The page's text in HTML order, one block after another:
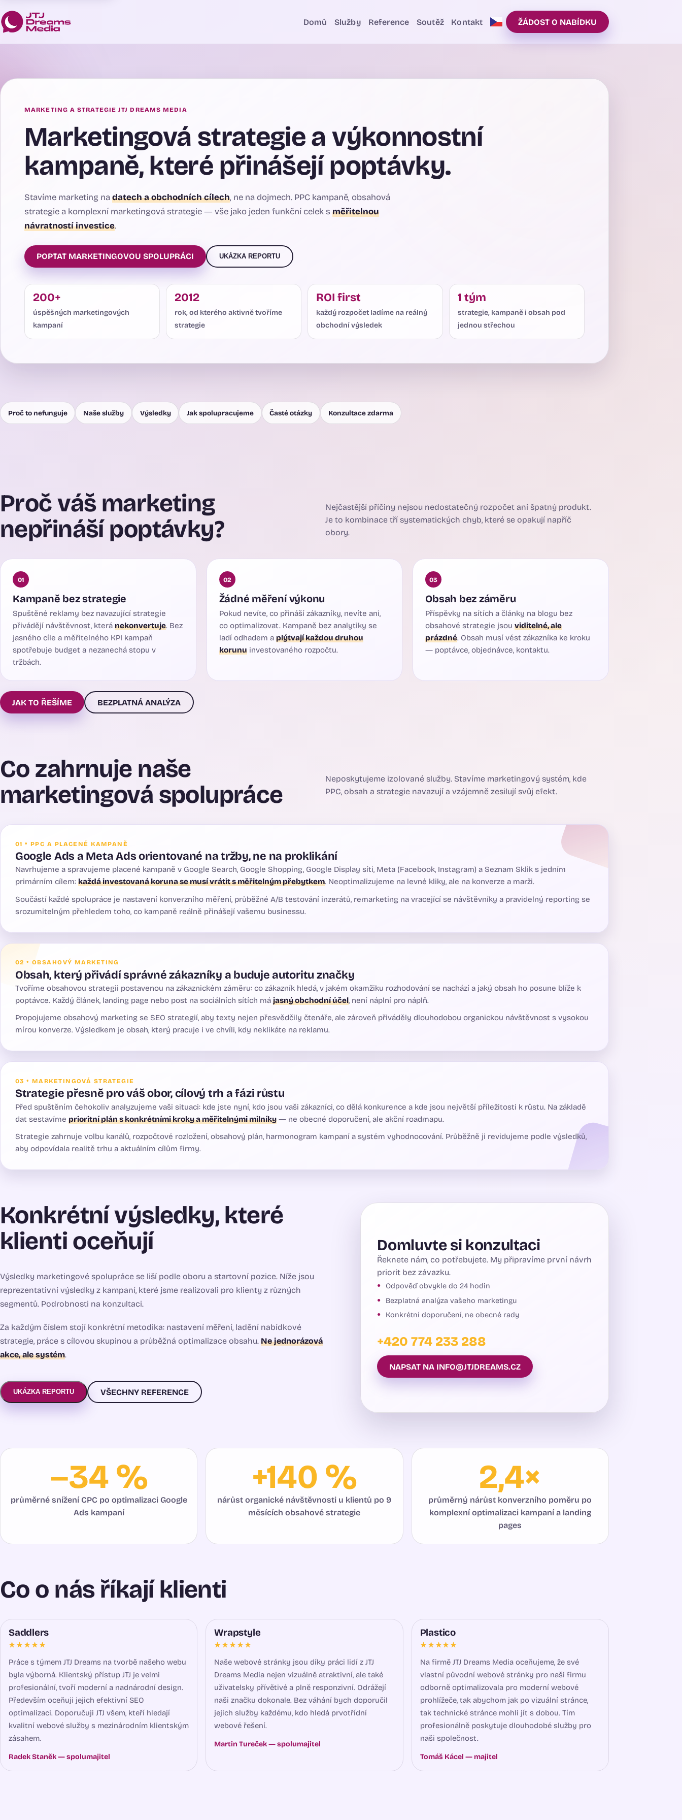
Domů Služby Reference Soutěž Kontakt ŽÁDOST O NABÍDKU
MARKETING A STRATEGIE JTJ DREAMS MEDIA
Marketingová strategie a výkonnostní
kampaně, které přinášejí poptávky.
Stavíme marketing nadatech a obchodních cílech, ne na dojmech. PPC kampaně, obsahová
strategie a komplexní marketingová strategie — vše jako jeden funkční celek směřitelnou
návratností investice.
POPTAT MARKETINGOVOU SPOLUPRÁCI UKÁZKA REPORTU
200+
úspěšných marketingových
kampaní
2012
rok, od kterého aktivně tvoříme
strategie
ROI first
každý rozpočet ladíme na reálný
obchodní výsledek
1 tým
strategie, kampaně i obsah pod
jednou střechou
Proč to nefunguje Naše služby Výsledky Jak spolupracujeme Časté otázky Konzultace zdarma
Proč váš marketing
nepřináší poptávky?
Nejčastější příčiny nejsou nedostatečný rozpočet ani špatný produkt.
Je to kombinace tří systematických chyb, které se opakují napříč
obory.
01
Kampaně bez strategie
Spuštěné reklamy bez navazující strategie
přivádějí návštěvnost, která nekonvertuje. Bez
jasného cíle a měřitelného KPI kampaň
spotřebuje budget a nezanechá stopu v
tržbách.
02
Žádné měření výkonu
Pokud nevíte, co přináší zákazníky, nevíte ani,
co optimalizovat. Kampaně bez analytiky se
ladí odhadem a plýtvají každou druhou
korunuinvestovaného rozpočtu.
03
Obsah bez záměru
Příspěvky na sítích a články na blogu bez
obsahové strategie jsouviditelné, ale
prázdné. Obsah musí vést zákazníka ke kroku
— poptávce, objednávce, kontaktu.
JAK TO ŘEŠÍME BEZPLATNÁ ANALÝZA
Co zahrnuje naše
marketingová spolupráce
Neposkytujeme izolované služby. Stavíme marketingový systém, kde
PPC, obsah a strategie navazují a vzájemně zesilují svůj efekt.
01 • PPC A PLACENÉ KAMPANĚ
Google Ads a Meta Ads orientované na tržby, ne na proklikání
Navrhujeme a spravujeme placené kampaně v Google Search, Google Shopping, Google Display síti, Meta (Facebook, Instagram) a Seznam Sklik s jedním
primárním cílem: každá investovaná koruna se musí vrátit s měřitelným přebytkem. Neoptimalizujeme na levné kliky, ale na konverze a marži.
Součástí každé spolupráce je nastavení konverzního měření, průběžné A/B testování inzerátů, remarketing na vracející se návštěvníky a pravidelný reporting se
srozumitelným přehledem toho, co kampaně reálně přinášejí vašemu businessu.
02 • OBSAHOVÝ MARKETING
Obsah, který přivádí správné zákazníky a buduje autoritu značky
Tvoříme obsahovou strategii postavenou na zákaznickém záměru: co zákazník hledá, v jakém okamžiku rozhodování se nachází a jaký obsah ho posune blíže k
poptávce. Každý článek, landing page nebo post na sociálních sítích má jasný obchodní účel, není náplní pro náplň.
Propojujeme obsahový marketing se SEO strategií, aby texty nejen přesvědčily čtenáře, ale zároveň přiváděly dlouhodobou organickou návštěvnost s vysokou
mírou konverze. Výsledkem je obsah, který pracuje i ve chvíli, kdy neklikáte na reklamu.
03 • MARKETINGOVÁ STRATEGIE
Strategie přesně pro váš obor, cílový trh a fázi růstu
Před spuštěním čehokoliv analyzujeme vaši situaci: kde jste nyní, kdo jsou vaši zákazníci, co dělá konkurence a kde jsou největší příležitosti k růstu. Na základě
dat sestavíme prioritní plán s konkrétními kroky a měřitelnými milníky— ne obecné doporučení, ale akční roadmapu.
Strategie zahrnuje volbu kanálů, rozpočtové rozložení, obsahový plán, harmonogram kampaní a systém vyhodnocování. Průběžně ji revidujeme podle výsledků,
aby odpovídala realitě trhu a aktuálním cílům firmy.
Konkrétní výsledky, které
klienti oceňují
Výsledky marketingové spolupráce se liší podle oboru a startovní pozice. Níže jsou
reprezentativní výsledky z kampaní, které jsme realizovali pro klienty z různých
segmentů. Podrobnosti na konzultaci.
Za každým číslem stojí konkrétní metodika: nastavení měření, ladění nabídkové
strategie, práce s cílovou skupinou a průběžná optimalizace obsahu. Ne jednorázová
akce, ale systém.
UKÁZKA REPORTU VŠECHNY REFERENCE
Domluvte si konzultaci
Řeknete nám, co potřebujete. My připravíme první návrh
priorit bez závazku.
Odpověď obvykle do 24 hodin
Bezplatná analýza vašeho marketingu
Konkrétní doporučení, ne obecné rady
+420 774 233 288
NAPSAT NA INFO@JTJDREAMS.CZ
–34 %
průměrné snížení CPC po optimalizaci Google
Ads kampaní
+140 %
nárůst organické návštěvnosti u klientů po 9
měsících obsahové strategie
2,4×
průměrný nárůst konverzního poměru po
komplexní optimalizaci kampaní a landing
pages
Co o nás říkají klienti
Saddlers
★★★★★
Práce s týmem JTJ Dreams na tvorbě našeho webu
byla výborná. Klientský přístup JTJ je velmi
profesionální, tvoří moderní a nadnárodní design.
Především oceňuji jejich efektivní SEO
optimalizaci. Doporučuji JTJ všem, kteří hledají
kvalitní webové služby s mezinárodním klientským
zásahem.
Radek Staněk — spolumajitel
Wrapstyle
★★★★★
Naše webové stránky jsou díky práci lidí z JTJ
Dreams Media nejen vizuálně atraktivní, ale také
uživatelsky přívětivé a plně responzivní. Odrážejí
naši značku dokonale. Bez váhání bych doporučil
jejich služby každému, kdo hledá prvotřídní
webové řešení.
Martin Tureček — spolumajitel
Plastico
★★★★★
Na firmě JTJ Dreams Media oceňujeme, že své
vlastní původní webové stránky pro naši firmu
odborně optimalizovala pro moderní webové
prohlížeče, tak abychom jak po vizuální stránce,
tak technické stránce mohli jít s dobou. Tím
profesionálně poskytuje dlouhodobé služby pro
naši společnost.
Tomáš Kácel — majitel